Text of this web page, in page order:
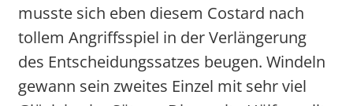
musste sich eben diesem Costard nach
tollem Angriffsspiel in der Verlängerung
des Entscheidungssatzes beugen. Windeln
gewann sein zweites Einzel mit sehr viel